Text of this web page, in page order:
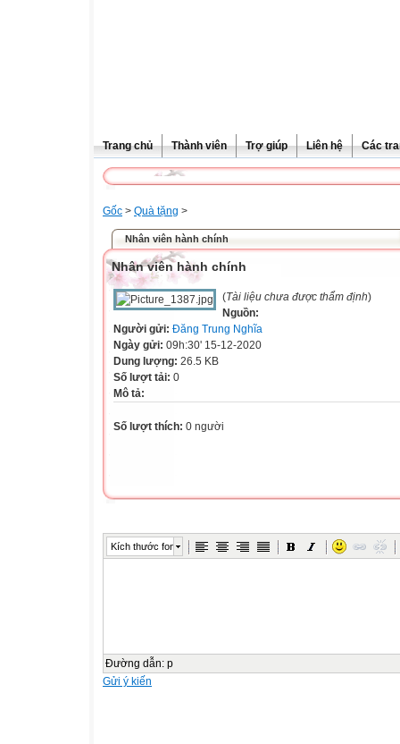
Trang chủ Thành viên Trợ giúp Liên hệ Các
Gốc > Quà tặng >
Nhân viên hành chính
Nhân viên hành chính
(Tài liệu chưa được thẩm định)
Nguồn:
Người gửi: Đăng Trung Nghĩa
Ngày gửi: 09h:30' 15-12-2020
Dung lượng: 26.5 KB
Số lượt tải: 0
Mô tả:
Số lượt thích: 0 người
Kích thước font
Đường dẫn: p
Gửi ý kiến